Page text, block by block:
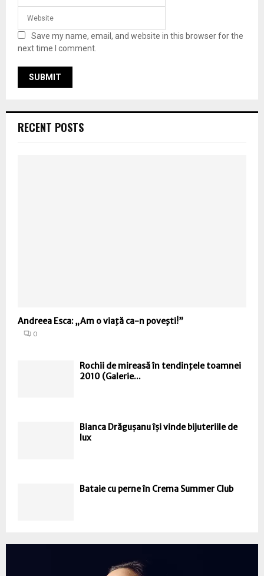
Save my name, email, and website in this browser for the
next time I comment.
RECENT POSTS
Andreea Esca: „Am o viaţă ca-n poveşti!”
0
Rochii de mireasă în tendinţele toamnei
2010 (Galerie...
Bianca Drăgușanu își vinde bijuteriile de
lux
Bataie cu perne în Crema Summer Club